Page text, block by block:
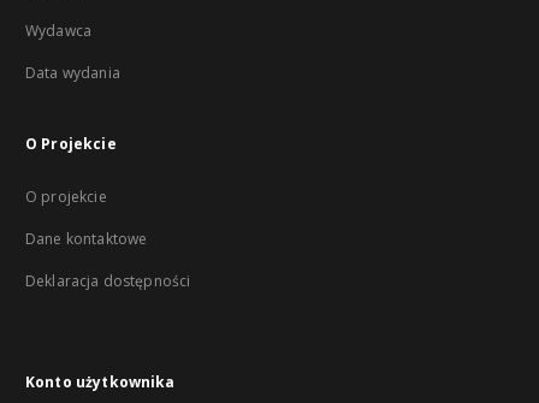
Wydawca
Data wydania
O Projekcie
O projekcie
Dane kontaktowe
Deklaracja dostępności
Konto użytkownika